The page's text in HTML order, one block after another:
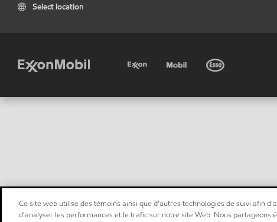
Select location
Ce site web utilise des témoins ainsi que d'autres technologies de suivi afin
d'analyser les performances et le trafic sur notre site Web. Nous